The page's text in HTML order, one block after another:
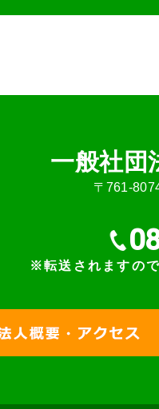
⼀般社団
〒761-
※転送されますの